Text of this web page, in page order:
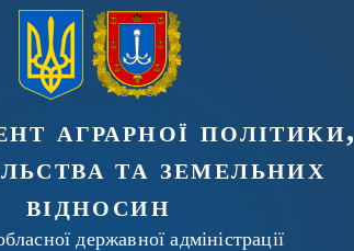
аграрної політики,
та земельних
відносин
державної адміністрації